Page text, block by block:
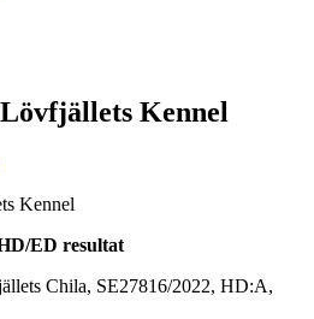
Kennel
ED resultat
Chila, SE27816/2022, HD:A,